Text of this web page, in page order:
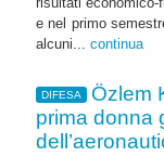
e nel primo
alcuni... continua
DIFESA
Özlem
prima donna